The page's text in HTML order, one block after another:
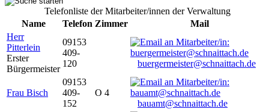
Telefonliste der Mitarbeiter/innen der Verwaltung
Name
Telefon Zimmer
Mail
Herr
Pitterlein
Erster
Bürgermeister
09153
409-
120
buergermeister@schnaittach.de
Frau Bisch
09153
409-
152
O 4
bauamt@schnaittach.de